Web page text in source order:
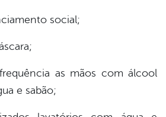
social;
as mãos com álcool
e sabão;